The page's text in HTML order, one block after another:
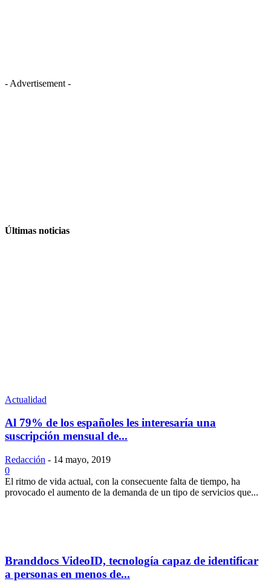
- Advertisement -
Últimas noticias
Actualidad
Al 79% de los españoles les interesaría una
suscripción mensual de...
Redacción - 14 mayo, 2019
0
El ritmo de vida actual, con la consecuente falta de tiempo, ha
provocado el aumento de la demanda de un tipo de servicios que...
Branddocs VideoID, tecnología capaz de identificar
a personas en menos de...